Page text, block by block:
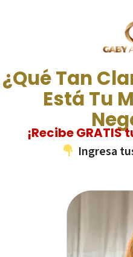
¿Qué Tan
Está Tu
¡Recibe
Ingresa